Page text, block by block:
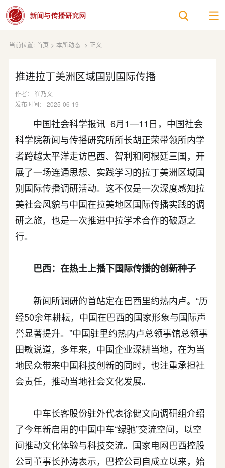
当前位置: 首页 > 本所动态 > 正文
推进拉丁美洲区域国别国际传播
作者： 崔乃文
发布时间： 2025-06-19
中国社会科学报讯 6月1—11日，中国社会
科学院新闻与传播研究所所长胡正荣带领所内学
者跨越太平洋走访巴西、智利和阿根廷三国，开
展了一场连通思想、实践学习的拉丁美洲区域国
别国际传播调研活动。这不仅是一次深度感知拉
美社会风貌与中国在拉美地区国际传播实践的调
研之旅，也是一次推进中拉学术合作的破题之
行。
巴西：在热土上播下国际传播的创新种子
新闻所调研的首站定在巴西里约热内卢。“历
经50余年耕耘，中国在巴西的国家形象与国际声
誉显著提升。”中国驻里约热内卢总领事馆总领事
田敏说道，多年来，中国企业深耕当地，在为当
地民众带来中国科技创新的同时，也注重承担社
会责任，推动当地社会文化发展。
中车长客股份驻外代表徐健文向调研组介绍
了今年新启用的中国中车“绿驰”交流空间，以空
间推动文化体验与科技交流。国家电网巴西控股
公司董事长孙涛表示，巴控公司自成立以来，始